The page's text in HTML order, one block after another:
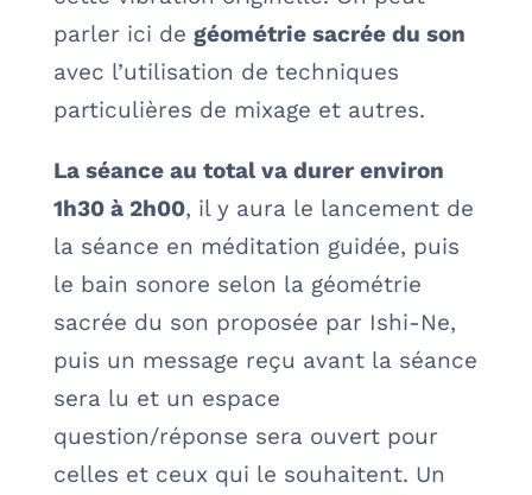
parler ici de géométrie sacrée du son
avec l’utilisation de techniques
particulières de mixage et autres.
La séance au total va durer environ
1h30 à 2h00, il y aura le lancement de
la séance en méditation guidée, puis
le bain sonore selon la géométrie
sacrée du son proposée par Ishi-Ne,
puis un message reçu avant la séance
sera lu et un espace
question/réponse sera ouvert pour
celles et ceux qui le souhaitent. Un